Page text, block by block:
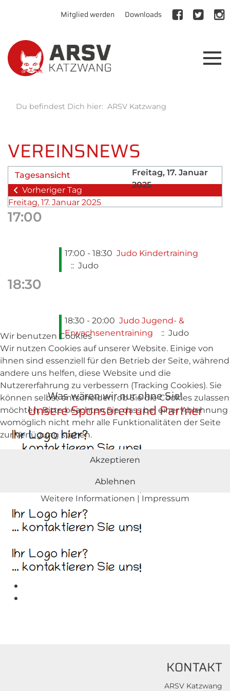
Mitglied werden Downloads
Du befindest Dich hier: ARSV Katzwang
VEREINSNEWS
Tagesansicht
Freitag, 17. Januar
2025
Vorheriger Tag
Freitag, 17. Januar 2025
17:00
17:00 - 18:30 Judo Kindertraining
:: Judo
18:30
18:30 - 20:00 Judo Jugend- &
Erwachsenentraining
:: Judo
Was wären wir nur ohne Sie!
Unsere Sponsoren und Partner
KONTAKT
ARSV Katzwang
Wir benutzen Cookies
Wir nutzen Cookies auf unserer Website. Einige von
ihnen sind essenziell für den Betrieb der Seite, während
andere uns helfen, diese Website und die
Nutzererfahrung zu verbessern (Tracking Cookies). Sie
können selbst entscheiden, ob Sie die Cookies zulassen
möchten. Bitte beachten Sie, dass bei einer Ablehnung
womöglich nicht mehr alle Funktionalitäten der Seite
zur Verfügung stehen.
Akzeptieren
Ablehnen
Weitere Informationen | Impressum